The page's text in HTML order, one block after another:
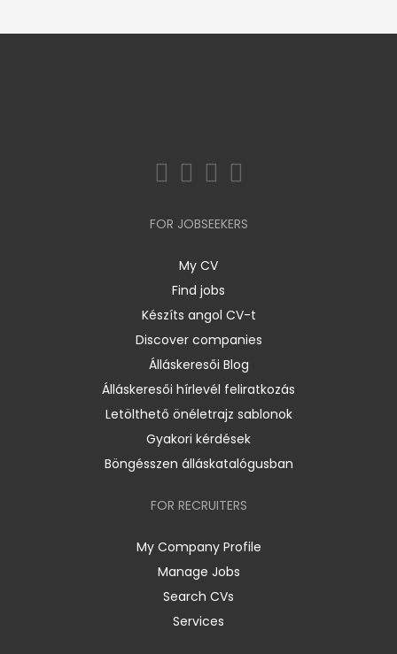
FOR JOBSEEKERS
My CV
Find jobs
Készíts angol CV-t
Discover companies
Álláskeresői Blog
Álláskeresői hírlevél feliratkozás
Letölthető önéletrajz sablonok
Gyakori kérdések
Böngésszen álláskatalógusban
FOR RECRUITERS
My Company Profile
Manage Jobs
Search CVs
Services